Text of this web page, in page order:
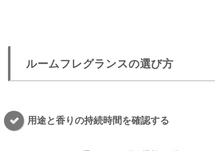
ルームフレグランスの選び方
用途と香りの持続時間を確認する